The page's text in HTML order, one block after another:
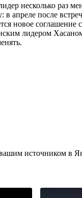
несколько раз
в апреле после
новое
лидером
источником в